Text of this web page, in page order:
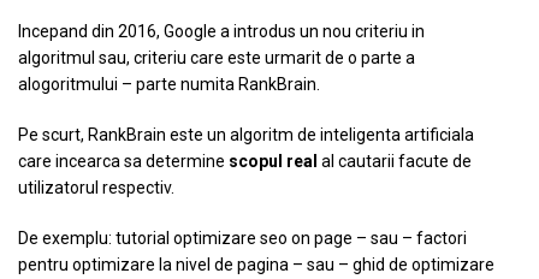
Incepand din 2016, Google a introdus un nou criteriu in
algoritmul sau, criteriu care este urmarit de o parte a
alogoritmului – parte numita RankBrain.
Pe scurt, RankBrain este un algoritm de inteligenta artificiala
care incearca sa determine scopul real al cautarii facute de
utilizatorul respectiv.
De exemplu: tutorial optimizare seo on page – sau – factori
pentru optimizare la nivel de pagina – sau – ghid de optimizare